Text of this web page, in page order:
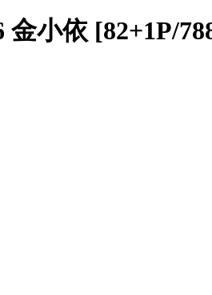
金小依 [82+1P/